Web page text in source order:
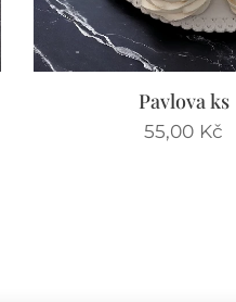
Pavlova ks
55,00 Kč